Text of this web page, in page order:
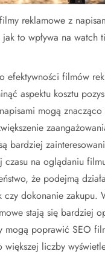
reklamowe z
to wpływa na watch
efektywności filmów
aspektu kosztu
mogą
bardziej
czasu na oglądaniu
że podejmą
czy dokonanie zakupu.
stają się bardziej
mogą poprawić SEO
liczby